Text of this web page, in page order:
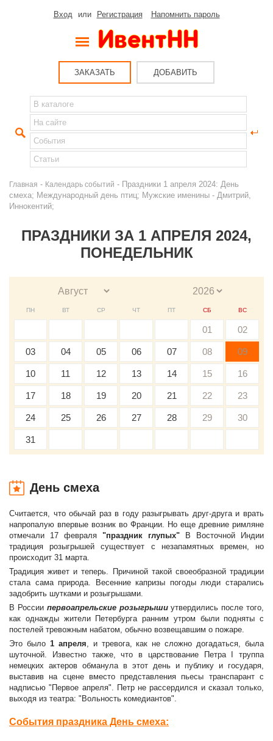
Вход или Регистрация Напомнить пароль
ЗАКАЗАТЬ ДОБАВИТЬ
Главная - Календарь событий - Праздники 1 апреля 2024: День
смеха; Международный день птиц; Мужские именины - Дмитрий,
Иннокентий;
ПРАЗДНИКИ ЗА 1 АПРЕЛЯ 2024,
ПОНЕДЕЛЬНИК
ПН ВТ СР ЧТ ПТ СБ ВС
01 02
03 04 05 06 07 08 09
10 11 12 13 14 15 16
17 18 19 20 21 22 23
24 25 26 27 28 29 30
31
День смеха
Считается, что обычай раз в году разыгрывать друг-друга и врать
напропалую впервые возник во Франции. Но еще древние римляне
отмечали 17 февраля "праздник глупых" В Восточной Индии
традиция розыгрышей существует с незапамятных времен, но
происходит 31 марта.
Традиция живет и теперь. Причиной такой своеобразной традиции
стала сама природа. Весенние капризы погоды люди старались
задобрить шутками и розыгрышами.
В России первоапрельские розыгрышиутвердились после того,
как однажды жители Петербурга ранним утром были подняты с
постелей тревожным набатом, обычно возвещавшим о пожаре.
Это было 1 апреля, и тревога, как не сложно догадаться, была
шуточной. Известно также, что в царствование Петра I труппа
немецких актеров обманула в этот день и публику и государя,
выставив на сцене вместо представления пьесы транспарант с
надписью "Первое апреля". Петр не рассердился и сказал только,
выходя из театра: "Вольность комедиантов".
События праздника День смеха: